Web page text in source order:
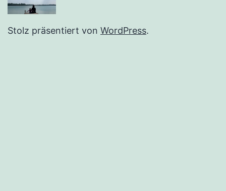
Stolz präsentiert von WordPress.